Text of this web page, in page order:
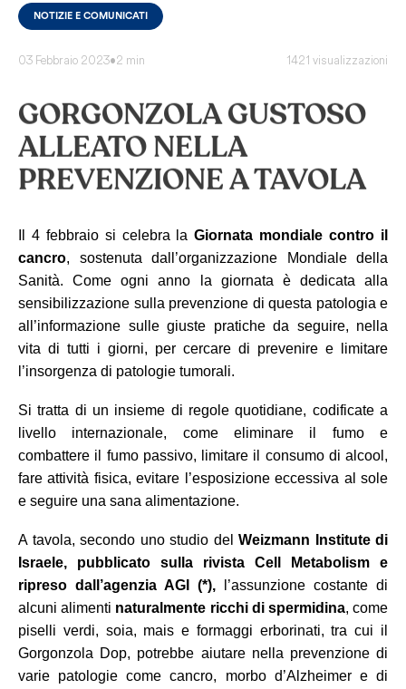
NOTIZIE E COMUNICATI
03 Febbraio 2023•2 min 1421 visualizzazioni
GORGONZOLA GUSTOSO
ALLEATO NELLA
PREVENZIONE A TAVOLA
Il 4 febbraio si celebra laGiornata mondiale contro il
cancro, sostenuta dall’organizzazione Mondiale della
Sanità. Come ogni anno la giornata è dedicata alla
sensibilizzazione sulla prevenzione di questa patologia e
all’informazione sulle giuste pratiche da seguire, nella
vita di tutti i giorni, per cercare di prevenire e limitare
l’insorgenza di patologie tumorali.
Si tratta di un insieme di regole quotidiane, codificate a
livello internazionale, come eliminare il fumo e
combattere il fumo passivo, limitare il consumo di alcool,
fare attività fisica, evitare l’esposizione eccessiva al sole
e seguire una sana alimentazione.
A tavola, secondo uno studio del Weizmann Institute di
Israele, pubblicato sulla rivista Cell Metabolism e
ripreso dall’agenzia AGI (*), l’assunzione costante di
alcuni alimenti naturalmente ricchi di spermidina, come
piselli verdi, soia, mais e formaggi erborinati, tra cui il
Gorgonzola Dop, potrebbe aiutare nella prevenzione di
varie patologie come cancro, morbo d’Alzheimer e di